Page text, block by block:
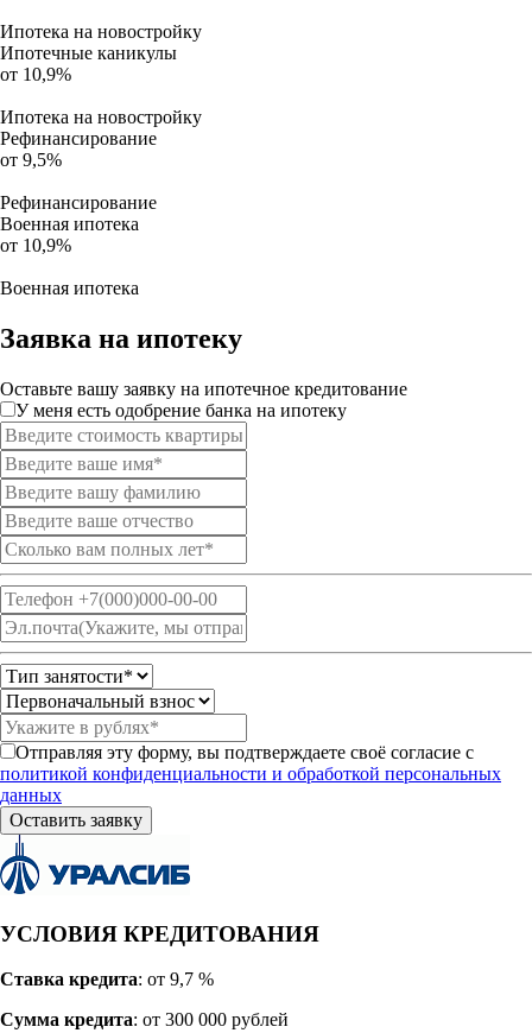
Ипотека на новостройку
Ипотечные каникулы
от 10,9%
Ипотека на новостройку
Рефинансирование
от 9,5%
Рефинансирование
Военная ипотека
от 10,9%
Военная ипотека
Заявка на ипотеку
Оставьте вашу заявку на ипотечное кредитование
У меня есть одобрение банка на ипотеку
Отправляя эту форму, вы подтверждаете своё согласие с
политикой конфиденциальности и обработкой персональных
данных
УСЛОВИЯ КРЕДИТОВАНИЯ
Ставка кредита: от 9,7 %
Сумма кредита: от 300 000 рублей